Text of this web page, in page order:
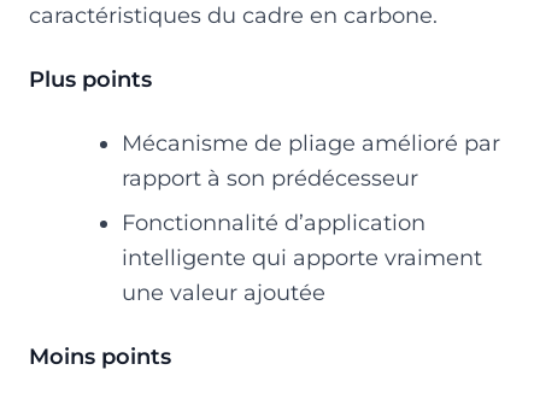
caractéristiques du cadre en carbone.
Plus points
Mécanisme de pliage amélioré par
rapport à son prédécesseur
Fonctionnalité d’application
intelligente qui apporte vraiment
une valeur ajoutée
Moins points